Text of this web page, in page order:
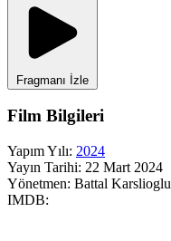
Fragmanı İzle
Film Bilgileri
Yapım Yılı: 2024
Yayın Tarihi: 22 Mart 2024
Yönetmen: Battal Karslioglu
IMDB: